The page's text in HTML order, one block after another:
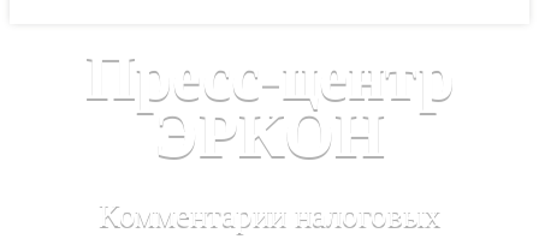
Пресс-центр
ЭРКОН
Комментарии налоговых